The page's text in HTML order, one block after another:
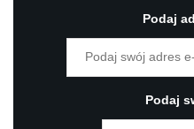
Podaj
Podaj